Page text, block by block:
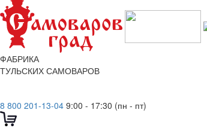
ФАБРИКА
ТУЛЬСКИХ САМОВАРОВ
8 800 201-13-04 9:00 - 17:30 (пн - пт)